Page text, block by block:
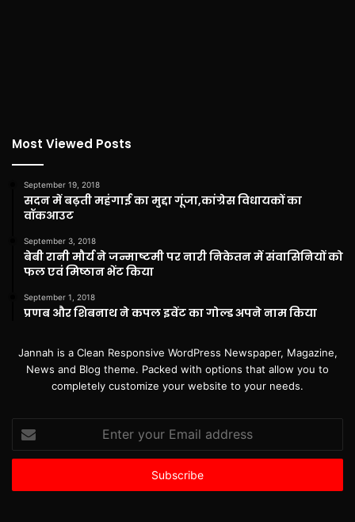
Most Viewed Posts
September 19, 2018
सदन में बढ़ती महंगाई का मुद्दा गूंजा,कांग्रेस विधायकों का
वॉकआउट
September 3, 2018
बेबी रानी मौर्य ने जन्माष्टमी पर नारी निकेतन में संवासिनियों को
फल एवं मिष्ठान भेंट किया
September 1, 2018
प्रणब और शिबनाथ ने कपल इवेंट का गोल्ड अपने नाम किया
Jannah is a Clean Responsive WordPress Newspaper, Magazine,
News and Blog theme. Packed with options that allow you to
completely customize your website to your needs.
your
Email